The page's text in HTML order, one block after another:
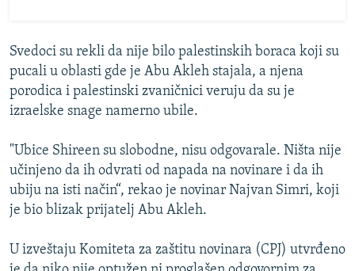
Svedoci su rekli da nije bilo palestinskih boraca koji su
pucali u oblasti gde je Abu Akleh stajala, a njena
porodica i palestinski zvaničnici veruju da su je
izraelske snage namerno ubile.
"Ubice Shireen su slobodne, nisu odgovarale. Ništa nije
učinjeno da ih odvrati od napada na novinare i da ih
ubiju na isti način“, rekao je novinar Najvan Simri, koji
je bio blizak prijatelj Abu Akleh.
U izveštaju Komiteta za zaštitu novinara (CPJ) utvrđeno